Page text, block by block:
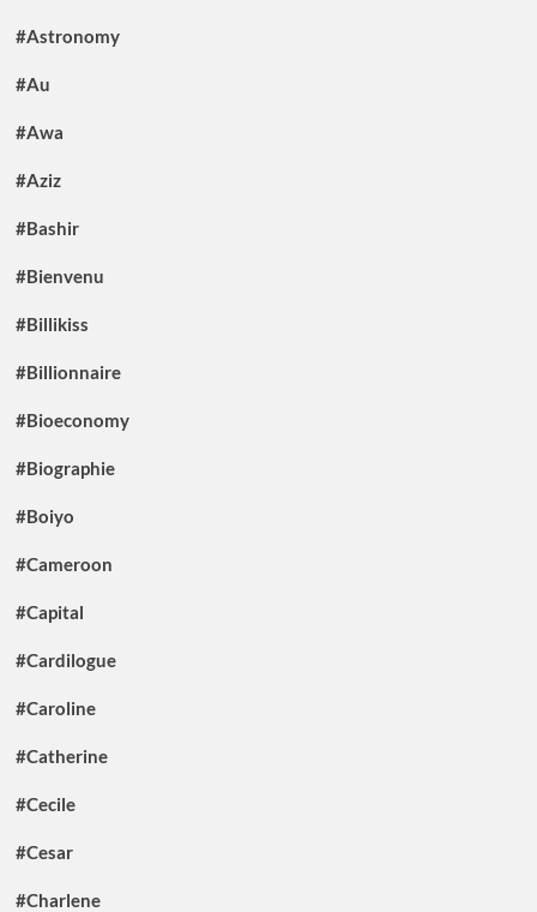
#Astronomy
#Au
#Awa
#Aziz
#Bashir
#Bienvenu
#Billikiss
#Billionnaire
#Bioeconomy
#Biographie
#Boiyo
#Cameroon
#Capital
#Cardilogue
#Caroline
#Catherine
#Cecile
#Cesar
#Charlene